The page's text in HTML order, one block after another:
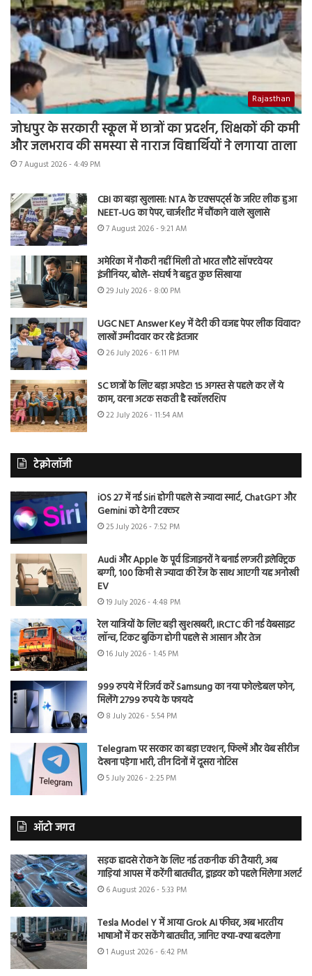
Rajasthan
जोधपुर के सरकारी स्कूल में छात्रों का प्रदर्शन, शिक्षकों की कमी
और जलभराव की समस्या से नाराज विद्यार्थियों ने लगाया ताला
7 August 2026 - 4:49 PM
CBI का बड़ा खुलासा: NTA के एक्सपर्ट्स के जरिए लीक हुआ
NEET-UG का पेपर, चार्जशीट में चौंकाने वाले खुलासे
7 August 2026 - 9:21 AM
अमेरिका में नौकरी नहीं मिली तो भारत लौटे सॉफ्टवेयर
इंजीनियर, बोले- संघर्ष ने बहुत कुछ सिखाया
29 July 2026 - 8:00 PM
UGC NET Answer Key में देरी की वजह पेपर लीक विवाद?
लाखों उम्मीदवार कर रहे इंतजार
26 July 2026 - 6:11 PM
SC छात्रों के लिए बड़ा अपडेट! 15 अगस्त से पहले कर लें ये
काम, वरना अटक सकती है स्कॉलरशिप
22 July 2026 - 11:54 AM
टेक्नोलॉजी
iOS 27 में नई Siri होगी पहले से ज्यादा स्मार्ट, ChatGPT और
Gemini को देगी टक्कर
25 July 2026 - 7:52 PM
Audi और Apple के पूर्व डिजाइनरों ने बनाई लग्जरी इलेक्ट्रिक
बग्गी, 100 किमी से ज्यादा की रेंज के साथ आएगी यह अनोखी
EV
19 July 2026 - 4:48 PM
रेल यात्रियों के लिए बड़ी खुशखबरी, IRCTC की नई वेबसाइट
लॉन्च, टिकट बुकिंग होगी पहले से आसान और तेज
16 July 2026 - 1:45 PM
999 रुपये में रिजर्व करें Samsung का नया फोल्डेबल फोन,
मिलेंगे 2799 रुपये के फायदे
8 July 2026 - 5:54 PM
Telegram पर सरकार का बड़ा एक्शन, फिल्में और वेब सीरीज
देखना पड़ेगा भारी, तीन दिनों में दूसरा नोटिस
5 July 2026 - 2:25 PM
ऑटो जगत
सड़क हादसे रोकने के लिए नई तकनीक की तैयारी, अब
गाड़ियां आपस में करेंगी बातचीत, ड्राइवर को पहले मिलेगा अलर्ट
6 August 2026 - 5:33 PM
Tesla Model Y में आया Grok AI फीचर, अब भारतीय
भाषाओं में कर सकेंगे बातचीत, जानिए क्या-क्या बदलेगा
1 August 2026 - 6:42 PM